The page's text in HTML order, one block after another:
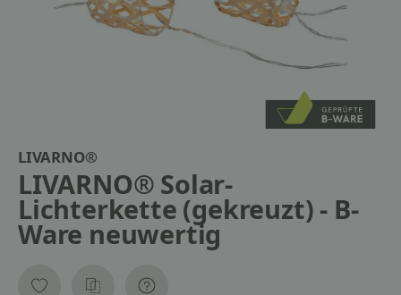
LIVARNO®
LIVARNO® Solar-
Lichterkette (gekreuzt) - B-
Ware neuwertig